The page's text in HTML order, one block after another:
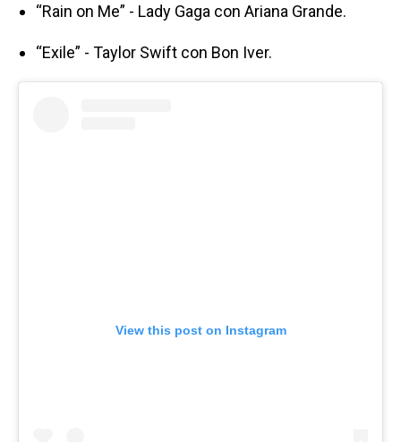
“Rain on Me” - Lady Gaga con Ariana Grande.
“Exile” - Taylor Swift con Bon Iver.
View this post on Instagram